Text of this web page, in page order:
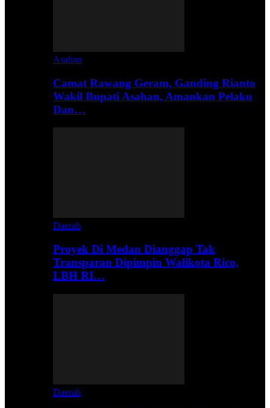
Asahan
Camat Rawang Geram, Ganding Rianto
Wakil Bupati Asahan, Amankan Pelaku
Dan…
Daerah
Proyek Di Medan Dianggap Tak
Transparan Dipimpin Walikota Rico,
LBH RI…
Daerah